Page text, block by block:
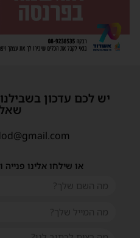
יש לכם עדכון
או שילחו אלינו